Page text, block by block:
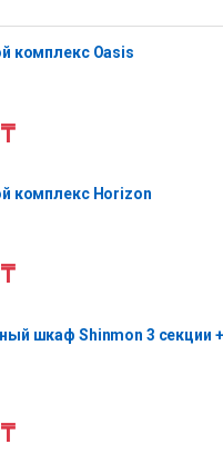
комплекс Oasis
₸
комплекс Horizon
₸
шкаф Shinmon 3 секции
₸